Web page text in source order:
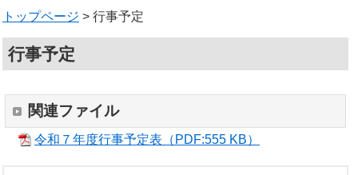
トップページ > 行事予定
行事予定
関連ファイル
令和７年度行事予定表（PDF:555 KB）